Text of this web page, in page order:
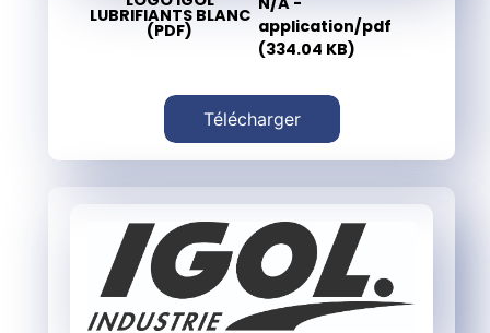
LUBRIFIANTS BLANC
(PDF)
application/pdf
(334.04 KB)
Télécharger